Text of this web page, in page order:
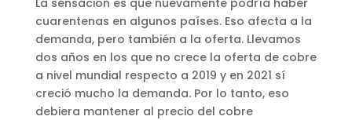
cuarentenas en algunos países. Eso afecta a la
demanda, pero también a la oferta. Llevamos
dos años en los que no crece la oferta de cobre
a nivel mundial respecto a 2019 y en 2021 sí
creció mucho la demanda. Por lo tanto, eso
debiera mantener al precio del cobre